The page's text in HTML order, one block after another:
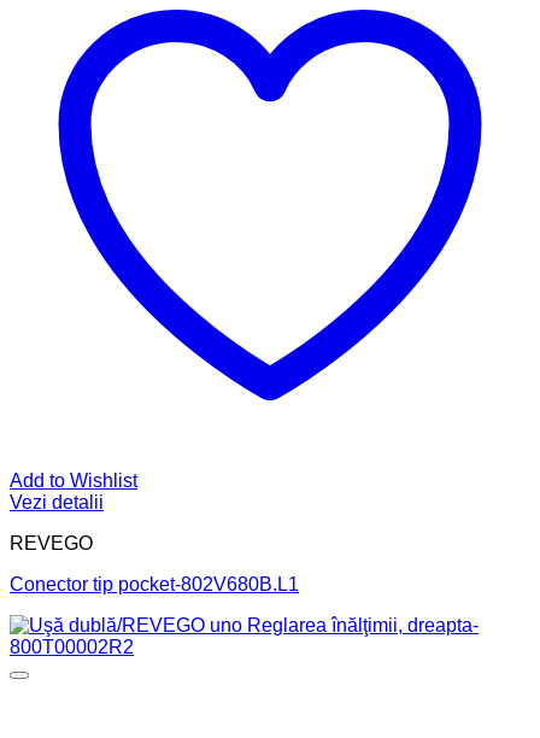
Add to Wishlist
Vezi detalii
REVEGO
Conector tip pocket-802V680B.L1